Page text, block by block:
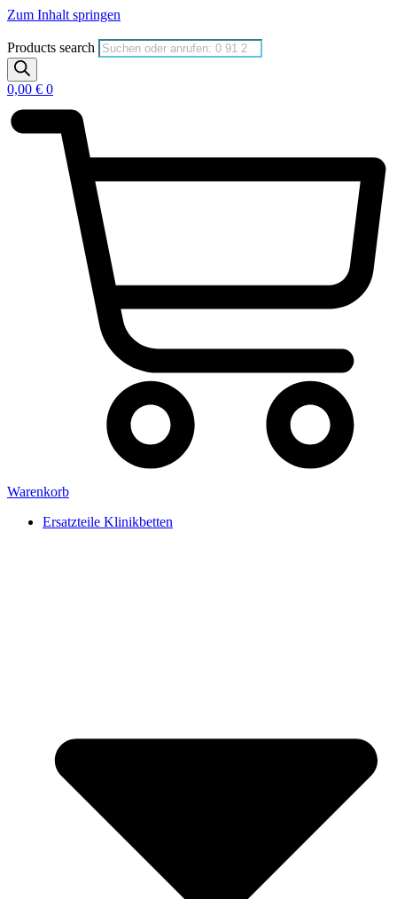
Zum Inhalt springen
Products search
0,00 € 0
Warenkorb
Ersatzteile Klinikbetten